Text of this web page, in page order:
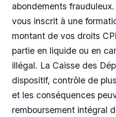
abondements
vous inscrit à une
montant de vos droits
partie en liquide ou en
illégal. La Caisse des
dispositif, contrôle de
et les conséquences
remboursement intégral